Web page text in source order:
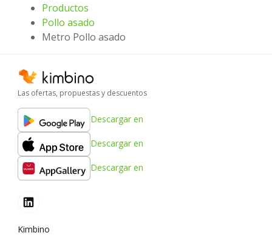
Productos
Pollo asado
Metro Pollo asado
Las ofertas, propuestas y descuentos
Descargar en
Descargar en
Descargar en
Kimbino